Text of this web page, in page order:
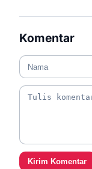
Komentar
Kirim Komentar